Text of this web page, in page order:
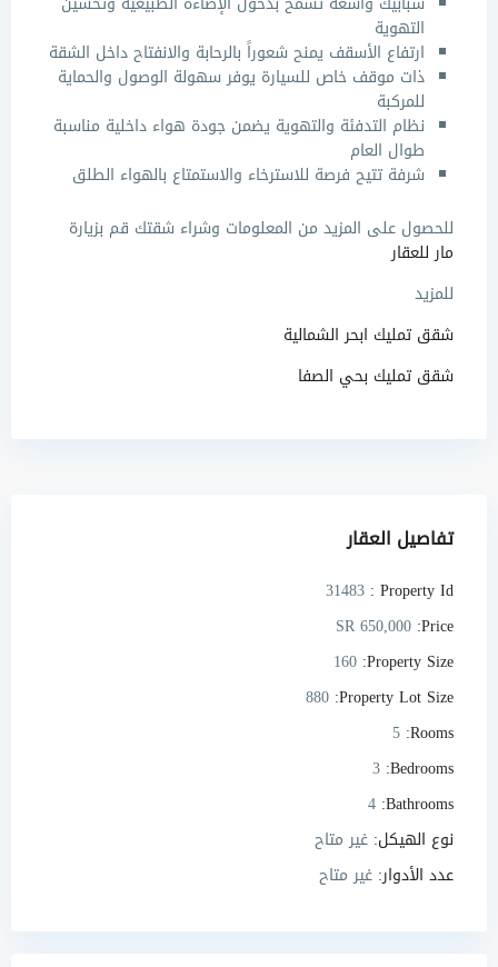
التهوية
ارتفاع الأسقف يمنح شعوراً بالرحابة والانفتاح داخل الشقة
ذات موقف خاص للسيارة يوفر سهولة الوصول والحماية
للمركبة
نظام التدفئة والتهوية يضمن جودة هواء داخلية مناسبة
طوال العام
شرفة تتيح فرصة للاسترخاء والاستمتاع بالهواء الطلق
للحصول على المزيد من المعلومات وشراء شقتك قم بزيارة
مار للعقار
للمزيد
شقق تمليك ابحر الشمالية
شقق تمليك بحي الصفا
تفاصيل العقار
Property Id :
31483
Price:
SR 650,000
Property Size:
160
Property Lot Size:
880
Rooms:
5
Bedrooms:
3
Bathrooms:
4
نوع الهيكل: غير متاح
عدد الأدوار: غير متاح